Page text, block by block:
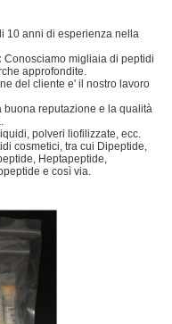
10 anni di esperienza nella
Conosciamo migliaia di peptidi
approfondite.
del cliente e' il nostro lavoro
reputazione e la qualità
polveri liofilizzate, ecc.
cosmetici, tra cui Dipeptide,
Heptapeptide,
e così via.